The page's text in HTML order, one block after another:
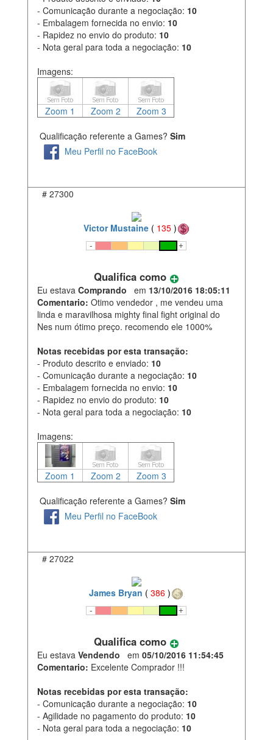
- Comunicação durante a negociação: 10
- Embalagem fornecida no envio: 10
- Rapidez no envio do produto: 10
- Nota geral para toda a negociação: 10
Imagens:
Zoom 1 Zoom 2 Zoom 3
Qualificação referente a Games? Sim
Meu Perfil no FaceBook
# 27300
Victor Mustaine ( 135 )
Qualifica como
Eu estava Comprando em 13/10/2016 18:05:11
Comentario: Otimo vendedor , me vendeu uma
linda e maravilhosa mighty final fight original do
Nes num ótimo preço. recomendo ele 1000%
Notas recebidas por esta transação:
- Produto descrito e enviado: 10
- Comunicação durante a negociação: 10
- Embalagem fornecida no envio: 10
- Rapidez no envio do produto: 10
- Nota geral para toda a negociação: 10
Imagens:
Zoom 1 Zoom 2 Zoom 3
Qualificação referente a Games? Sim
Meu Perfil no FaceBook
# 27022
James Bryan ( 386 )
Qualifica como
Eu estava Vendendo em 05/10/2016 11:54:45
Comentario: Excelente Comprador !!!
Notas recebidas por esta transação:
- Comunicação durante a negociação: 10
- Agilidade no pagamento do produto: 10
- Nota geral para toda a negociação: 10